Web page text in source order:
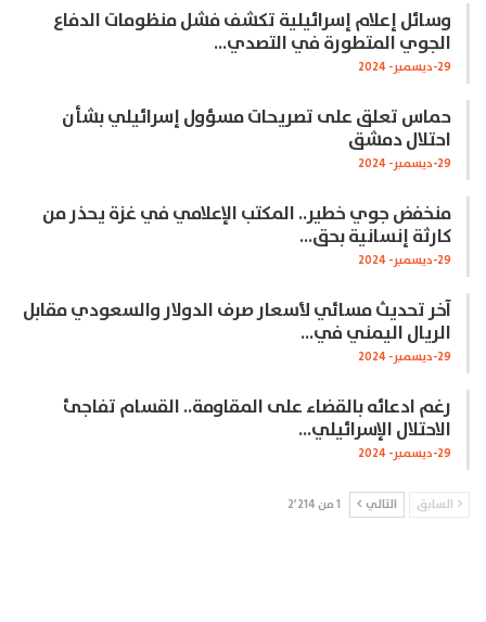
وسائل إعلام إسرائيلية تكشف فشل منظومات الدفاع
الجوي المتطورة في التصدي…
29-ديسمبر- 2024
حماس تعلق على تصريحات مسؤول إسرائيلي بشأن
احتلال دمشق
29-ديسمبر- 2024
منخفض جوي خطير.. المكتب الإعلامي في غزة يحذر من
كارثة إنسانية بحق…
29-ديسمبر- 2024
آخر تحديث مسائي لأسعار صرف الدولار والسعودي مقابل
الريال اليمني في…
29-ديسمبر- 2024
رغم ادعائه بالقضاء على المقاومة.. القسام تفاجئ
الاحتلال الإسرائيلي…
29-ديسمبر- 2024
السابق التالي 1 من 2٬214